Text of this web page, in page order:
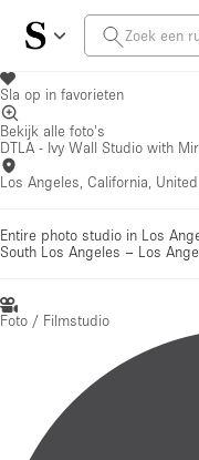
Sla op in favorieten
Bekijk alle foto's
DTLA - Ivy Wall Studio with
Los Angeles, California,
Entire photo studio in Los
South Los Angeles – Los
Foto / Filmstudio